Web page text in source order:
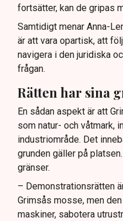
fortsätter, kan de gripas
Samtidigt menar Anna-
är att vara opartisk, att
navigera i den juridiska
frågan.
Rätten har sina
En sådan aspekt är att
som natur- och våtmark,
industriområde. Det
grunden gäller på
gränser.
– Demonstrationsrätten
Grimsås mosse, men
maskiner, sabotera